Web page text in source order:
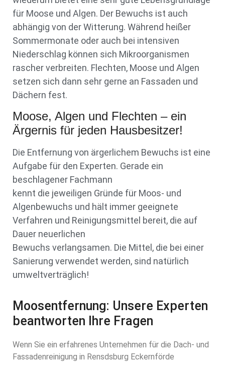
für Moose und Algen. Der Bewuchs ist auch
abhängig von der Witterung. Während heißer
Sommermonate oder auch bei intensiven
Niederschlag können sich Mikroorganismen
rascher verbreiten. Flechten, Moose und Algen
setzen sich dann sehr gerne an Fassaden und
Dächern fest.
Moose, Algen und Flechten – ein
Ärgernis für jeden Hausbesitzer!
Die Entfernung von ärgerlichem Bewuchs ist eine
Aufgabe für den Experten. Gerade ein
beschlagener Fachmann
kennt die jeweiligen Gründe für Moos- und
Algenbewuchs und hält immer geeignete
Verfahren und Reinigungsmittel bereit, die auf
Dauer neuerlichen
Bewuchs verlangsamen. Die Mittel, die bei einer
Sanierung verwendet werden, sind natürlich
umweltverträglich!
Moosentfernung: Unsere Experten
beantworten Ihre Fragen
Wenn Sie ein erfahrenes Unternehmen für die Dach- und
Fassadenreinigung in Rensdsburg Eckernförde